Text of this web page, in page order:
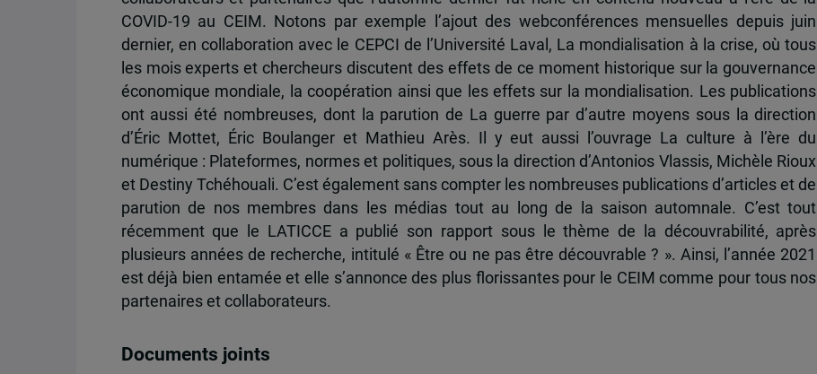
COVID-19 au CEIM. Notons par exemple l’ajout des webconférences mensuelles depuis juin
dernier, en collaboration avec le CEPCI de l’Université Laval, La mondialisation à la crise, où tous
les mois experts et chercheurs discutent des effets de ce moment historique sur la gouvernance
économique mondiale, la coopération ainsi que les effets sur la mondialisation. Les publications
ont aussi été nombreuses, dont la parution de La guerre par d’autre moyens sous la direction
d’Éric Mottet, Éric Boulanger et Mathieu Arès. Il y eut aussi l’ouvrage La culture à l’ère du
numérique : Plateformes, normes et politiques, sous la direction d’Antonios Vlassis, Michèle Rioux
et Destiny Tchéhouali. C’est également sans compter les nombreuses publications d’articles et de
parution de nos membres dans les médias tout au long de la saison automnale. C’est tout
récemment que le LATICCE a publié son rapport sous le thème de la découvrabilité, après
plusieurs années de recherche, intitulé « Être ou ne pas être découvrable ? ». Ainsi, l’année 2021
est déjà bien entamée et elle s’annonce des plus florissantes pour le CEIM comme pour tous nos
partenaires et collaborateurs.
Documents joints